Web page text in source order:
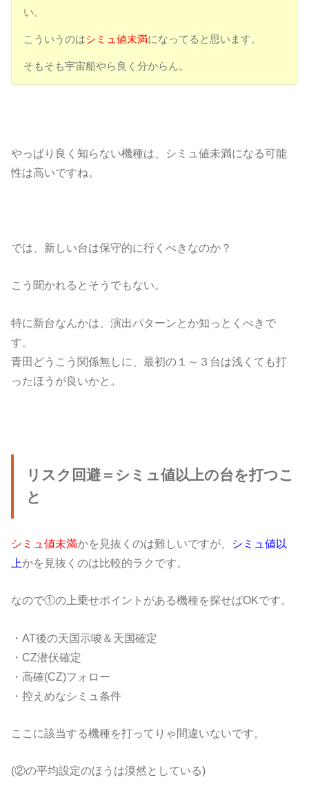
い。
こういうのはシミュ値未満になってると思います。
そもそも宇宙船やら良く分からん。
やっぱり良く知らない機種は、シミュ値未満になる可能
性は高いですね。
では、新しい台は保守的に行くべきなのか？
こう聞かれるとそうでもない。
特に新台なんかは、演出パターンとか知っとくべきで
す。
青田どうこう関係無しに、最初の１～３台は浅くても打
ったほうが良いかと。
リスク回避＝シミュ値以上の台を打つこ
と
シミュ値未満かを見抜くのは難しいですが、 シミュ値以
上かを見抜くのは比較的ラクです。
なので①の上乗せポイントがある機種を探せばOKです。
・AT後の天国示唆＆天国確定
・CZ潜伏確定
・高確(CZ)フォロー
・控えめなシミュ条件
ここに該当する機種を打ってりゃ間違いないです。
(②の平均設定のほうは漠然としている)